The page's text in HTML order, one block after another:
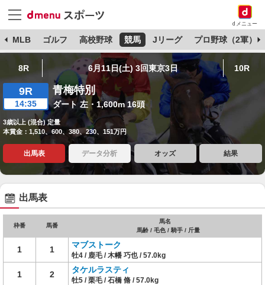
dメニュー
MLB ゴルフ 高校野球 競馬 Jリーグ プロ野球（2軍）
8R 6月11日(土) 3回東京3日 10R
9R
14:35
青梅特別
ダート 左・1,600m 16頭
3歳以上 (混合) 定量
本賞金：1,510、600、380、230、151万円
出馬表 データ分析 オッズ 結果
出馬表
枠番 馬番
馬名
馬齢 / 毛色 / 騎手 / 斤量
1 1 マブストーク
牡4 / 鹿毛 / 木幡 巧也 / 57.0kg
1 2 タケルラスティ
牡5 / 栗毛 / 石橋 脩 / 57.0kg